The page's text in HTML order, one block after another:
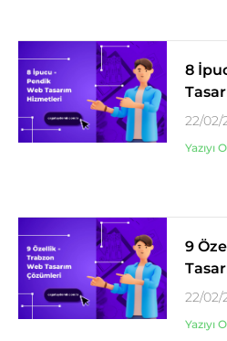
8
22/02/
Yazıyı
9
22/02/
Yazıyı